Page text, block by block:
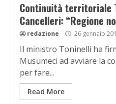
Continuità territoriale
Cancelleri: “Regione
redazione 26 gennaio
Il ministro Toninelli ha
Musumeci ad avviare la
per fare...
Read More